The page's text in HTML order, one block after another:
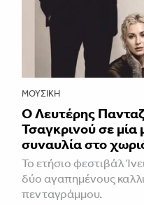
ΜΟΥΣΙΚΉ
Ο Λευτέρης
Τσαγκρινού σε
συναυλία στο
Το ετήσιο φεστιβάλ
δύο αγαπημένους
πενταγράμμου.